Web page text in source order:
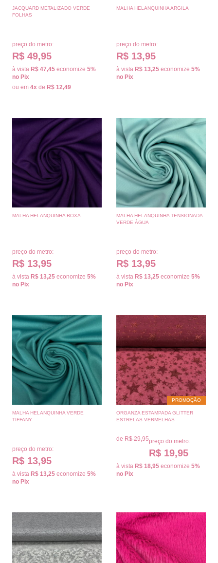
JACQUARD METALIZADO VERDE
FOLHAS
preço do metro:
R$ 49,95
à vista R$ 47,45 economize 5%
no Pix
ou em 4x de R$ 12,49
MALHA HELANQUINHA ARGILA
preço do metro:
R$ 13,95
à vista R$ 13,25 economize 5%
no Pix
MALHA HELANQUINHA ROXA
preço do metro:
R$ 13,95
à vista R$ 13,25 economize 5%
no Pix
MALHA HELANQUINHA TENSIONADA
VERDE ÁGUA
preço do metro:
R$ 13,95
à vista R$ 13,25 economize 5%
no Pix
MALHA HELANQUINHA VERDE
TIFFANY
preço do metro:
R$ 13,95
à vista R$ 13,25 economize 5%
no Pix
PROMOÇÃO
ORGANZA ESTAMPADA GLITTER
ESTRELAS VERMELHAS
de R$ 29,95preço do metro:
R$ 19,95
à vista R$ 18,95 economize 5%
no Pix